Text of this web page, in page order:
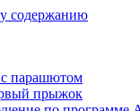
содержанию
парашютом
прыжок